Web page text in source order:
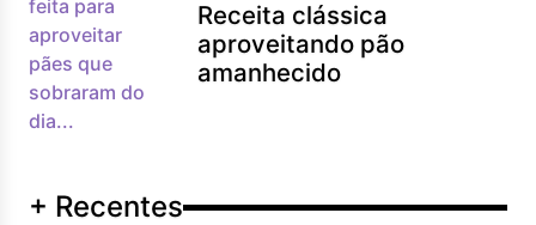
Receita clássica
aproveitando pão
amanhecido
+ Recentes